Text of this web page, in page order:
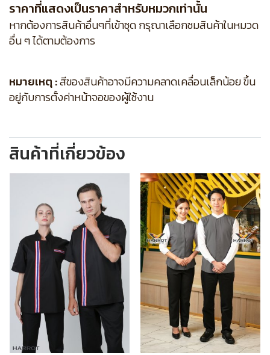
ราคาที่แสดงเป็นราคาสำหรับหมวกเท่านั้น
หากต้องการสินค้าอื่นๆที่เข้าชุด กรุณาเลือกชมสินค้าในหมวด
อื่น ๆ ได้ตามต้องการ
หมายเหตุ :สีของสินค้าอาจมีความคลาดเคลื่อนเล็กน้อย ขึ้น
อยู่กับการตั้งค่าหน้าจอของผู้ใช้งาน
สินค้าที่เกี่ยวข้อง